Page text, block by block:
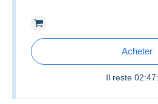
Acheter
Il reste